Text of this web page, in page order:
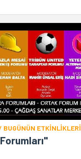
ETKİNLİKLERİ